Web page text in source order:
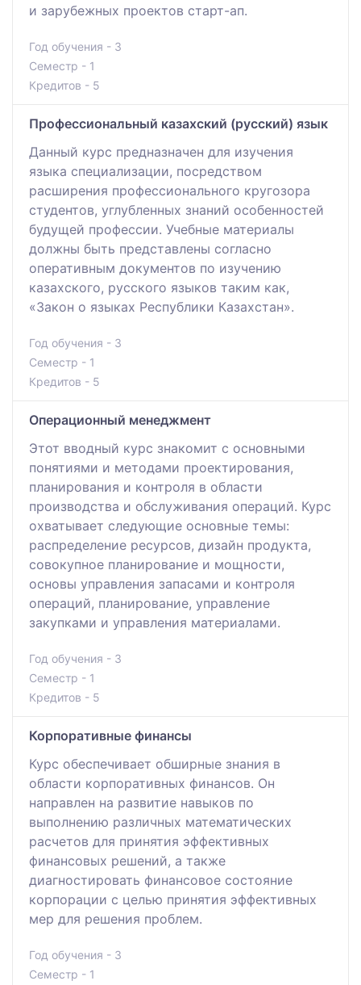
и зарубежных проектов старт-ап.
Год обучения - 3
Семестр - 1
Кредитов - 5
Профессиональный казахский (русский) язык
Данный курс предназначен для изучения
языка специализации, посредством
расширения профессионального кругозора
студентов, углубленных знаний особенностей
будущей профессии. Учебные материалы
должны быть представлены согласно
оперативным документов по изучению
казахского, русского языков таким как,
«Закон о языках Республики Казахстан».
Год обучения - 3
Семестр - 1
Кредитов - 5
Операционный менеджмент
Этот вводный курс знакомит с основными
понятиями и методами проектирования,
планирования и контроля в области
производства и обслуживания операций. Курс
охватывает следующие основные темы:
распределение ресурсов, дизайн продукта,
совокупное планирование и мощности,
основы управления запасами и контроля
операций, планирование, управление
закупками и управления материалами.
Год обучения - 3
Семестр - 1
Кредитов - 5
Корпоративные финансы
Курс обеспечивает обширные знания в
области корпоративных финансов. Он
направлен на развитие навыков по
выполнению различных математических
расчетов для принятия эффективных
финансовых решений, а также
диагностировать финансовое состояние
корпорации с целью принятия эффективных
мер для решения проблем.
Год обучения - 3
Семестр - 1